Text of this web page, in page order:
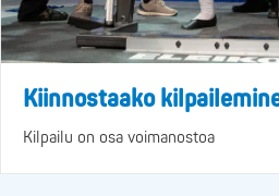
Kiinnostaako
Kilpailu on osa voimanostoa